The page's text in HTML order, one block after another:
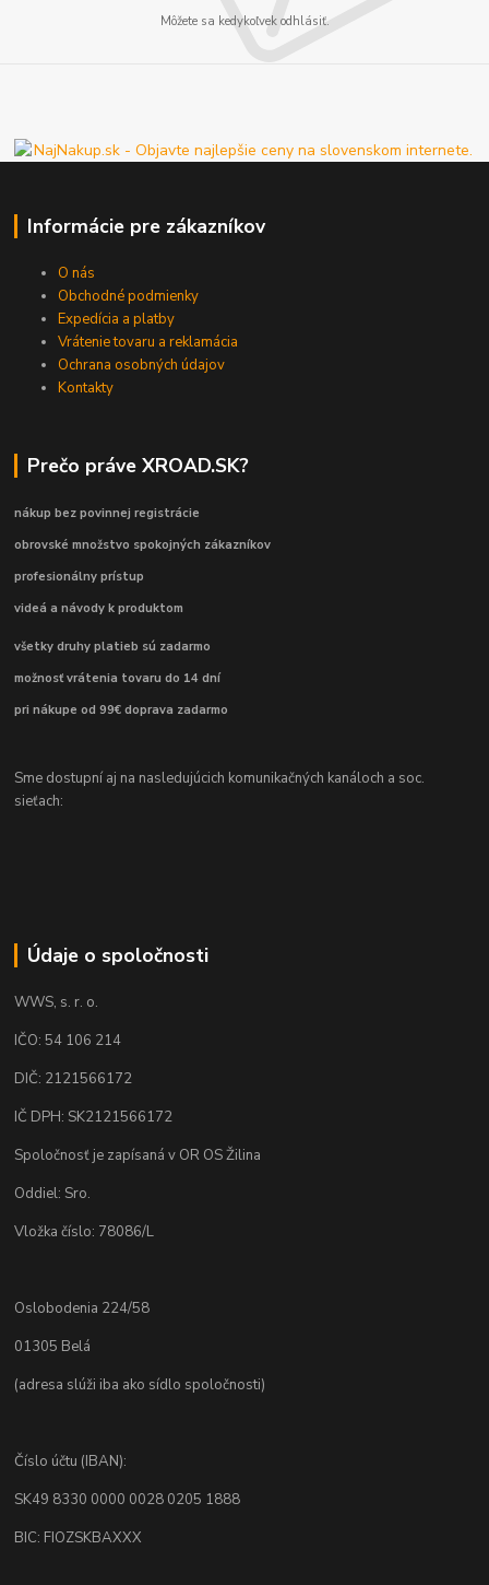
Môžete sa kedykoľvek odhlásiť.
Informácie pre zákazníkov
O nás
Obchodné podmienky
Expedícia a platby
Vrátenie tovaru a reklamácia
Ochrana osobných údajov
Kontakty
Prečo práve XROAD.SK?
nákup bez povinnej registrácie
obrovské množstvo spokojných zákazníkov
profesionálny prístup
videá a návody k produktom
všetky druhy platieb sú zadarmo
možnosť vrátenia tovaru do 14 dní
pri nákupe od 99€ doprava zadarmo
Sme dostupní aj na nasledujúcich komunikačných kanáloch a soc.
sieťach:
Údaje o spoločnosti
WWS, s. r. o.
IČO: 54 106 214
DIČ: 2121566172
IČ DPH: SK2121566172
Spoločnosť je zapísaná v OR OS Žilina
Oddiel: Sro.
Vložka číslo: 78086/L
Oslobodenia 224/58
01305 Belá
(adresa slúži iba ako sídlo spoločnosti)
Číslo účtu (IBAN):
SK49 8330 0000 0028 0205 1888
BIC: FIOZSKBAXXX